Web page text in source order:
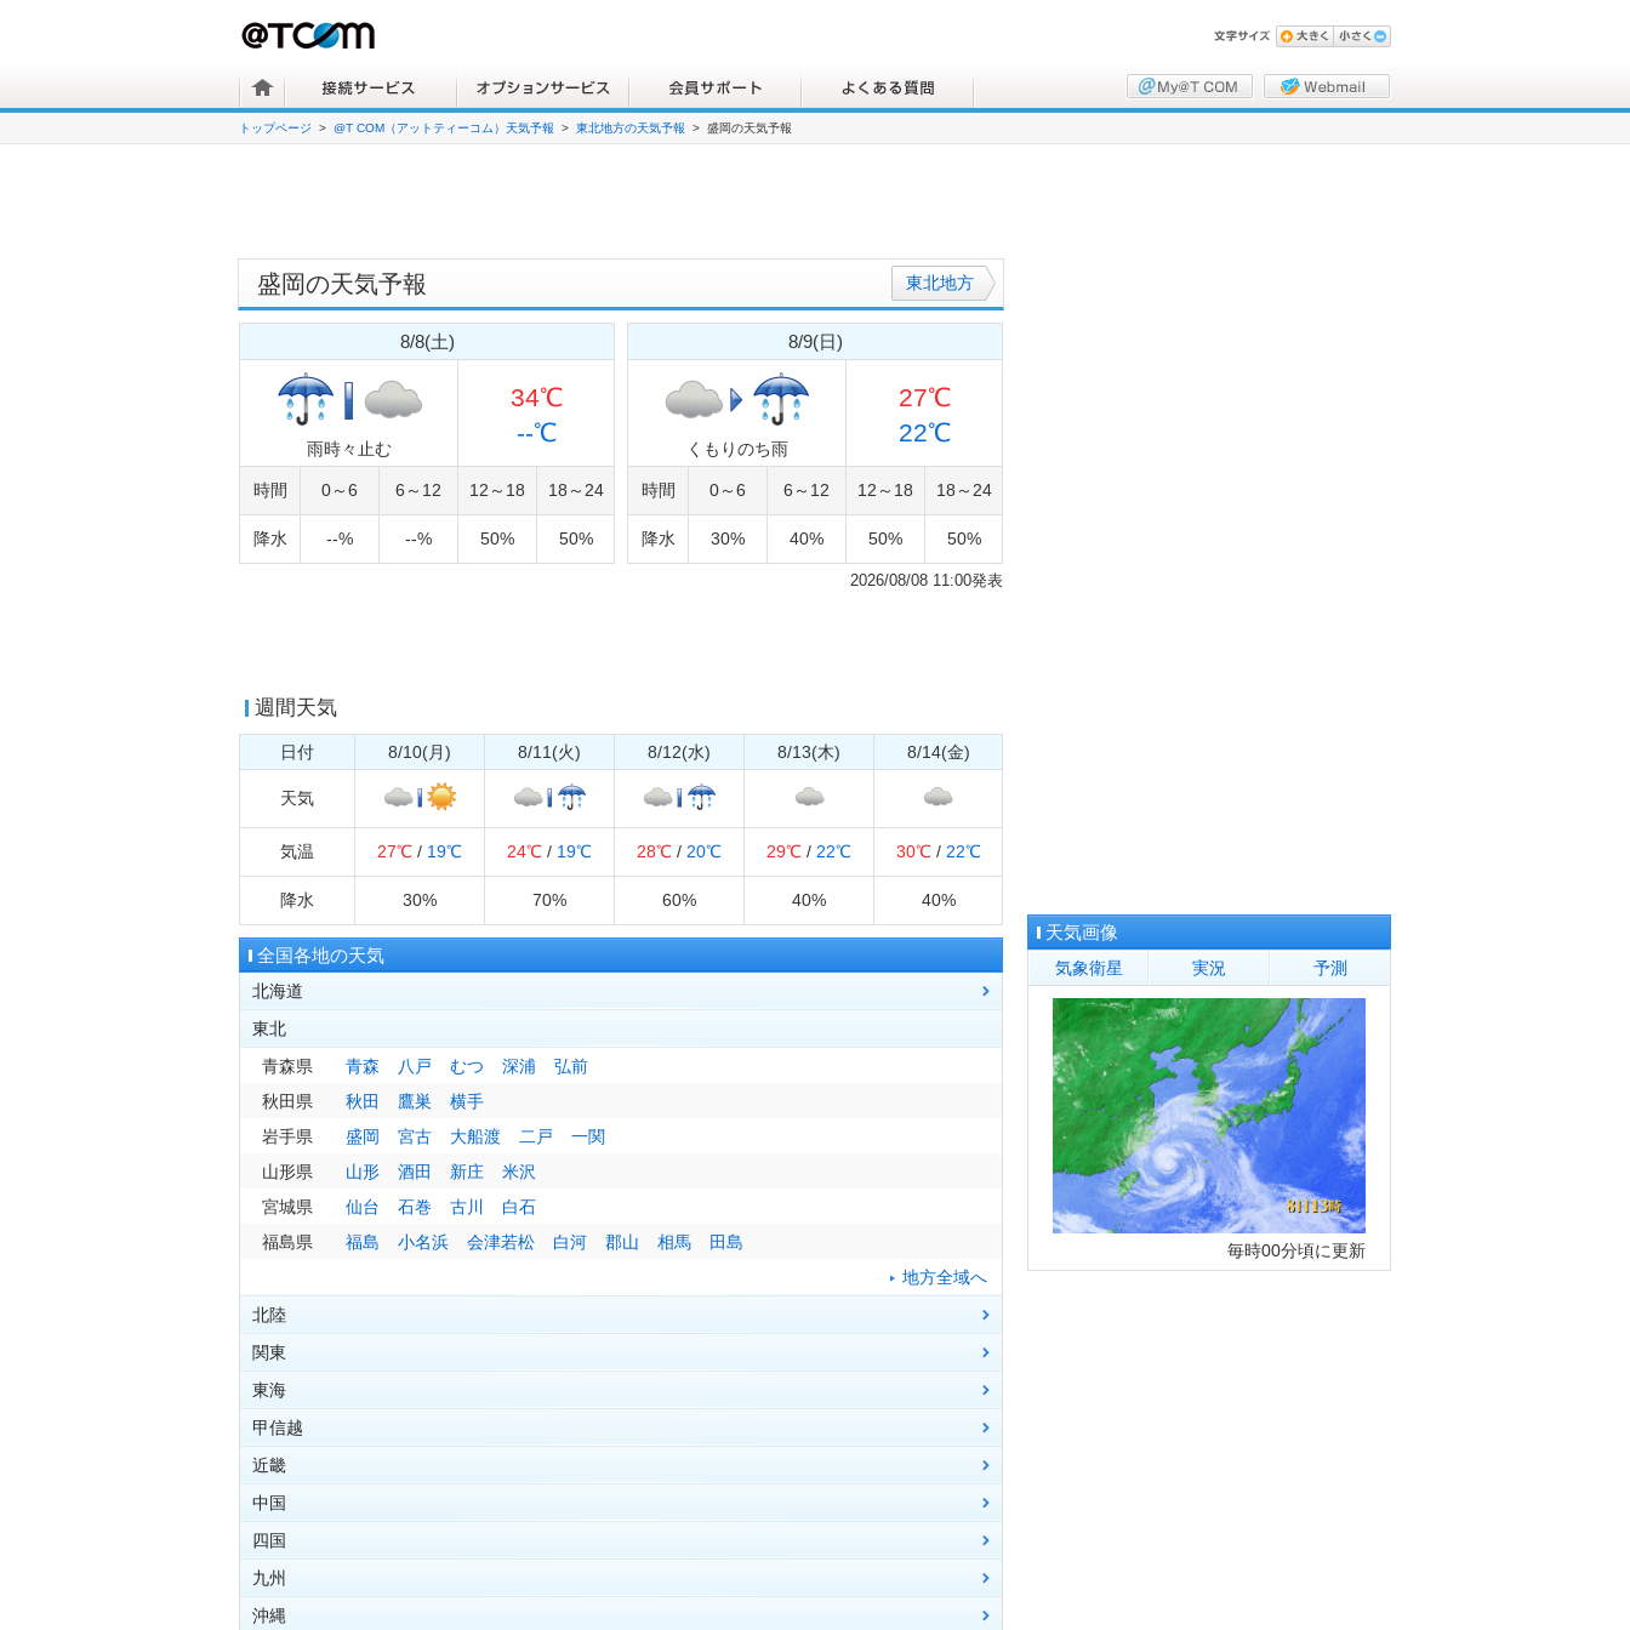
トップページ @T COM（アットティーコム）天気予報 東北地方の天気予報 盛岡の天気予報
東北地方
盛岡の天気予報
8/8(土)
雨時々止む
34℃
--℃
時間 0～6 6～12 12～18 18～24
降水 --% --% 50% 50%
8/9(日)
くもりのち雨
27℃
22℃
時間 0～6 6～12 12～18 18～24
降水 30% 40% 50% 50%
2026/08/08 11:00発表
週間天気
日付 8/10(月) 8/11(火) 8/12(水) 8/13(木) 8/14(金)
天気
気温 27℃ / 19℃ 24℃ / 19℃ 28℃ / 20℃ 29℃ / 22℃ 30℃/ 22℃
降水 30% 70% 60% 40% 40%
全国各地の天気
北海道
東北
青森県 青森 八戸 むつ 深浦
弘前
秋田県
秋田 鷹巣
横手
岩手県
盛岡 宮古 大船渡 二戸
一関
山形県
山形 酒田 新庄
米沢
宮城県
仙台 石巻 古川
白石
福島県
福島 小名浜 会津若松 白河 郡山 相馬
田島
地方全域へ
北陸
関東
東海
甲信越
近畿
中国
四国
九州
沖縄
天気画像
気象衛星 実況 予測
毎時00分頃に更新